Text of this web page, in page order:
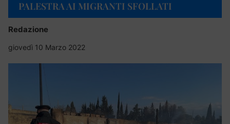
PALESTRA AI MIGRANTI SFOLLATI
Redazione
giovedì 10 Marzo 2022